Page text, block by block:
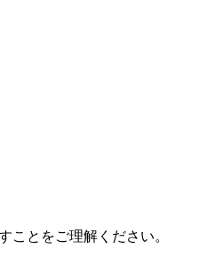
ことをご理解ください。